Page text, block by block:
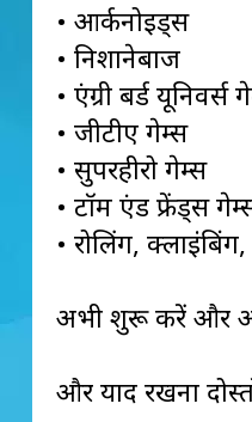
• आर्कनोइड्स
• निशानेबाज
• एंग्री बर्ड यूनिवर्स
• जीटीए गेम्स
• सुपरहीरो गेम्स
• टॉम एंड फ्रेंड्स
• रोलिंग,
अभी शुरू करें और
और याद रखना